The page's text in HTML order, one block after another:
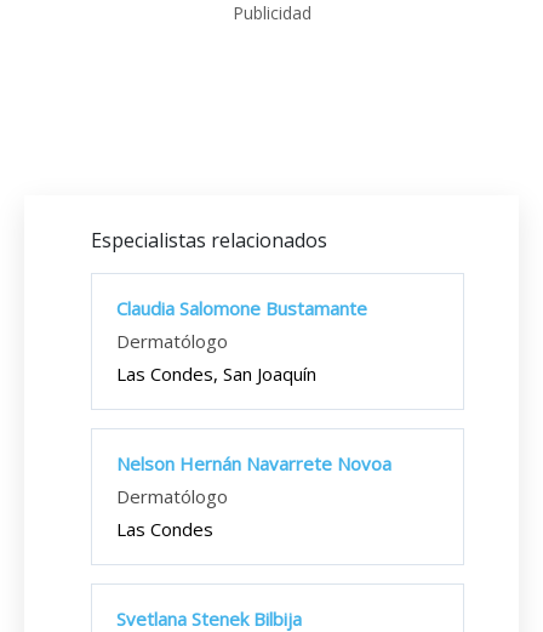
Publicidad
Especialistas relacionados
Claudia Salomone Bustamante
Dermatólogo
Las Condes, San Joaquín
Nelson Hernán Navarrete Novoa
Dermatólogo
Las Condes
Svetlana Stenek Bilbija